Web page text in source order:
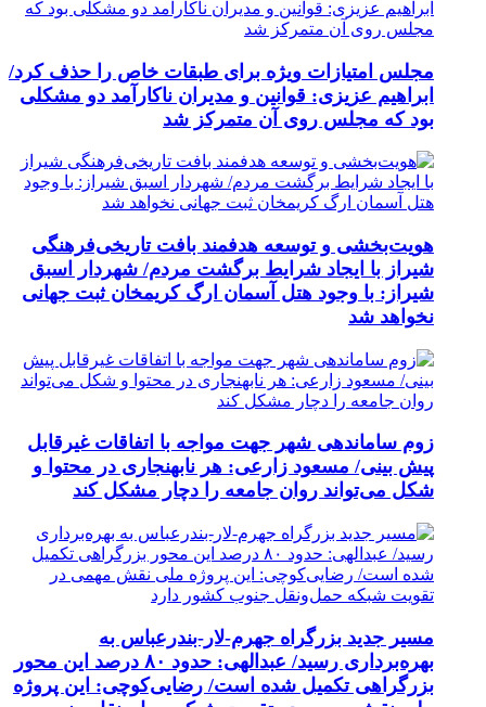
مجلس امتیازات ویژه برای طبقات خاص را حذف کرد/
ابراهیم عزیزی: قوانین و مدیران ناکارآمد دو مشکلی
بود که مجلس روی آن متمرکز شد
هویت‌بخشی و توسعه هدفمند بافت تاریخی‌فرهنگی
شیراز با ایجاد شرایط برگشت مردم/ شهردار اسبق
شیراز: با وجود هتل آسمان ارگ کریمخان ثبت جهانی
نخواهد شد
زوم ساماندهی شهر جهت مواجه با اتفاقات غیرقابل
پیش بینی/ مسعود زارعی: هر نابهنجاری در محتوا و
شکل می‌تواند روان جامعه را دچار مشکل کند
مسیر جدید بزرگراه جهرم-لار-بندرعباس به
بهره‌برداری رسید/ عبدالهی: حدود ۸۰ درصد این محور
بزرگراهی تکمیل شده است/ رضایی‌کوچی: این پروژه